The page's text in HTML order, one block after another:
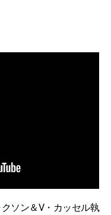
ソン＆V・カッセル執